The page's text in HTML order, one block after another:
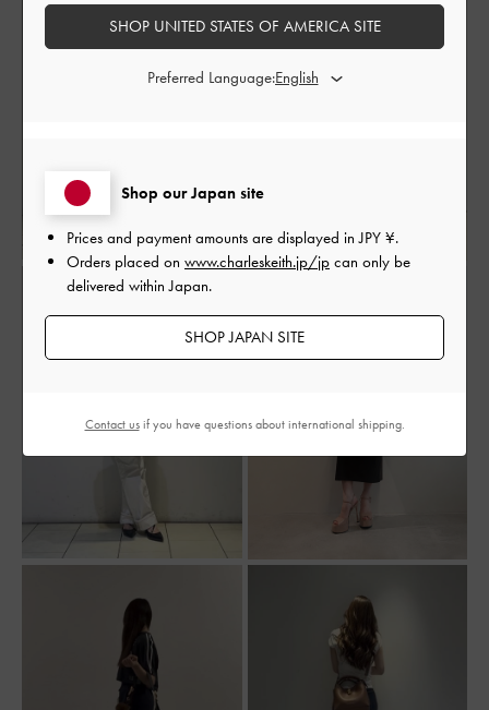
Shop our Japan site
Prices and payment amounts are displayed inJPY ¥.
Orders placed on www.charleskeith.jp/jp can only be
delivered within Japan.
SHOP JAPAN SITE
SHOP UNITED STATES OF AMERICA SITE
Preferred Language:
Contact usif you have questions about international shipping.